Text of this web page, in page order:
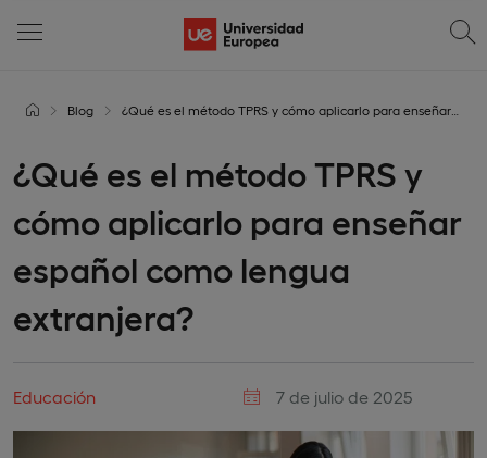
Blog ¿Qué es el método TPRS y cómo aplicarlo para enseñar español como lengua extranjera?
¿Qué es el método TPRS y
cómo aplicarlo para enseñar
español como lengua
extranjera?
Educación 7 de julio de 2025